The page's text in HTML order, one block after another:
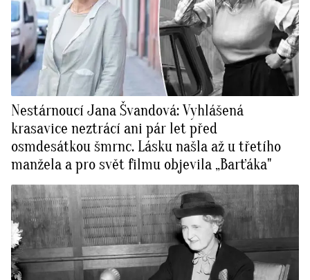
Nestárnoucí Jana Švandová: Vyhlášená
krasavice neztrácí ani pár let před
osmdesátkou šmrnc. Lásku našla až u třetího
manžela a pro svět filmu objevila „Barťáka"